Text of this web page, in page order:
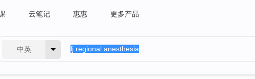
云笔记 惠惠 更多产品
中英